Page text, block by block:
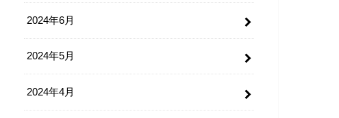
2024年6月
2024年5月
2024年4月